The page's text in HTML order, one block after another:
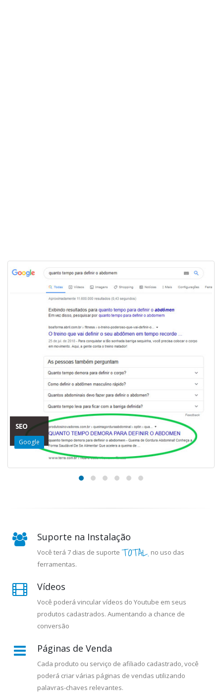
SEO
Google
Suporte na Instalação
Você terá 7 dias de suporte TOTAL. no uso das
ferramentas.
Vídeos
Você poderá vincular vídeos do Youtube em seus
produtos cadastrados. Aumentando a chance de
conversão
Páginas de Venda
Cada produto ou serviço de afiliado cadastrado, você
poderá criar várias páginas de vendas utilizando
palavras-chaves relevantes.